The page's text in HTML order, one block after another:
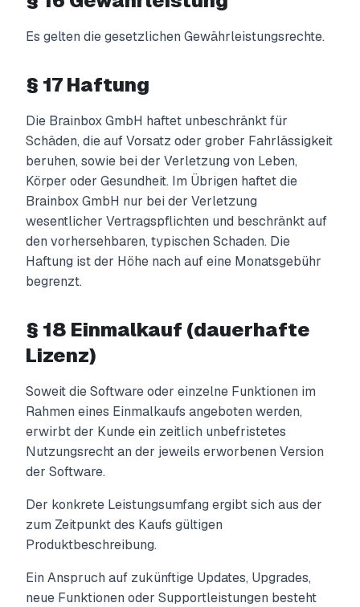
Es gelten die gesetzlichen Gewährleistungsrechte.
§ 17 Haftung
Die Brainbox GmbH haftet unbeschränkt für
Schäden, die auf Vorsatz oder grober Fahrlässigkeit
beruhen, sowie bei der Verletzung von Leben,
Körper oder Gesundheit. Im Übrigen haftet die
Brainbox GmbH nur bei der Verletzung
wesentlicher Vertragspflichten und beschränkt auf
den vorhersehbaren, typischen Schaden. Die
Haftung ist der Höhe nach auf eine Monatsgebühr
begrenzt.
§ 18 Einmalkauf (dauerhafte
Lizenz)
Soweit die Software oder einzelne Funktionen im
Rahmen eines Einmalkaufs angeboten werden,
erwirbt der Kunde ein zeitlich unbefristetes
Nutzungsrecht an der jeweils erworbenen Version
der Software.
Der konkrete Leistungsumfang ergibt sich aus der
zum Zeitpunkt des Kaufs gültigen
Produktbeschreibung.
Ein Anspruch auf zukünftige Updates, Upgrades,
neue Funktionen oder Supportleistungen besteht